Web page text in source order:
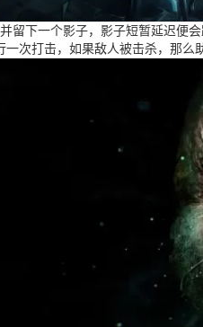
留下一个影子，影子短暂延迟便
一次打击，如果敌人被击杀，那